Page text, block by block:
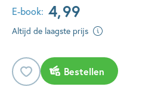
E-book: 4,99
Altijd de laagste prijs
Bestellen